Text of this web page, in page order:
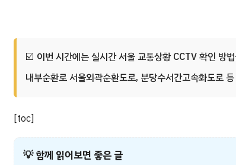
이번 시간에는 실시간 서울 교통상황 CCTV 확인 방
내부순환로 서울외곽순환도로, 분당수서간고속화도로
[toc]
💡함께 읽어보면 좋은 글